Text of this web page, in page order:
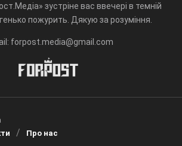
зустріне вас ввечері в темній
пожурить. Дякую за розуміння.
forpost.media@gmail.com
Про нас